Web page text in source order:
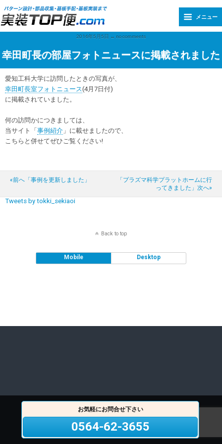
メニュー
2016年5月5日 ↔ no comments
幸田町長の部屋フォトニュースに掲載されました
愛知工科大学に訪問したときの写真が、
幸田町長室フォトニュース(4月7日付)
に掲載されていました。
何の訪問かにつきましては、
当サイト「 事例紹介 」に載せましたので、
こちらと併せてぜひご覧ください!
«前へ「事例を更新しました」
「プラズマ科学プラットホームに行
ってきました」次へ»
Tweets by tokki_sekiaoi
Back to top
Mobile Desktop
お気軽にお問合せ下さい
0564-62-3655